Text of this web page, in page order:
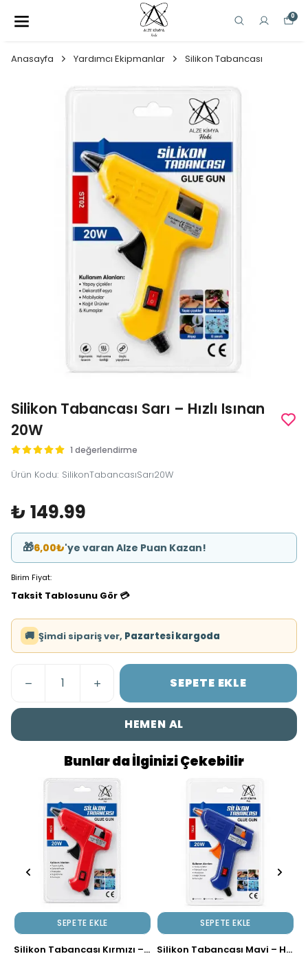
0
Anasayfa Yardımcı Ekipmanlar Silikon Tabancası
Silikon Tabancası Sarı – Hızlı Isınan
20W
1 değerlendirme
Ürün Kodu: SilikonTabancasıSarı20W
₺ 149.99
🎁6,00₺'ye varan Alze Puan Kazan!
Birim Fiyat:
Taksit Tablosunu Gör 💳
🚚 Şimdi sipariş ver, Pazartesi kargoda
SEPETE EKLE
HEMEN AL
Bunlar da İlginizi Çekebilir
SEPETE EKLE
Silikon Tabancası Kırmızı – Hızlı Isınan 20W
SEPETE EKLE
Silikon Tabancası Mavi – Hızlı Isınan 20W